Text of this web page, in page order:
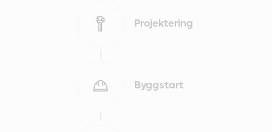
Projektering
Byggstart